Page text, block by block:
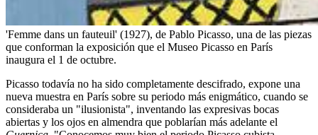
'Femme dans un fauteuil' (1927), de Pablo Picasso, una de las piezas
que conforman la exposición que el Museo Picasso en París
inaugura el 1 de octubre.
Picasso todavía no ha sido completamente descifrado, expone una
nueva muestra en París sobre su periodo más enigmático, cuando se
consideraba un "ilusionista", inventando las expresivas bocas
abiertas y los ojos en almendra que poblarían más adelante el